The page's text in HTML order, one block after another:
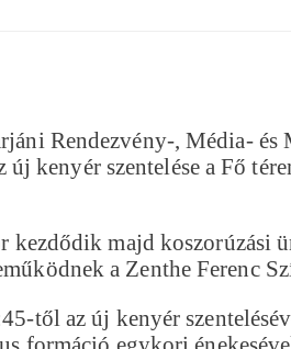
Rendezvény-, Média- és
kenyér szentelése a Fő
majd koszorúzási
a Zenthe Ferenc
től az új kenyér
formáció egykori